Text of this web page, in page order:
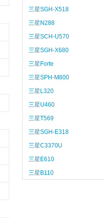
三星SGH-X518
三星N288
三星SCH-U570
三星SGH-X680
三星Forte
三星SPH-M800
三星L320
三星U460
三星T569
三星SGH-E318
三星C3370U
三星E610
三星B110